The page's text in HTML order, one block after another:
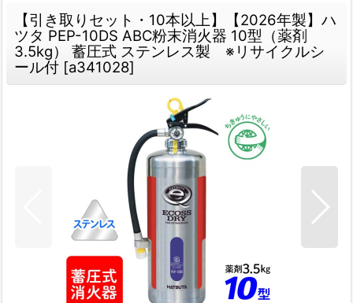
【引き取りセット・10本以上】【2026年製】ハ
ツタ PEP-10DS ABC粉末消火器 10型（薬剤
3.5kg） 蓄圧式 ステンレス製 ※リサイクルシ
ール付 [a341028]